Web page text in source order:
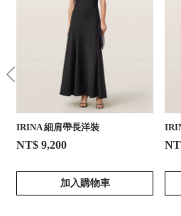
IRINA 細肩帶長洋裝
NT$ 9,200
加入購物車